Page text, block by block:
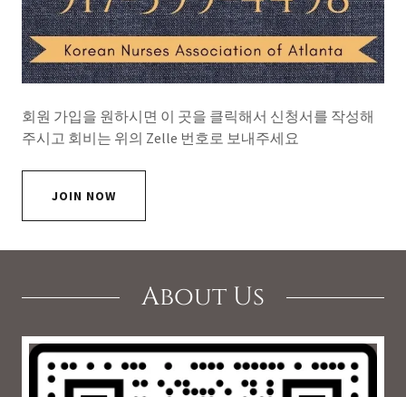
회원 가입을 원하시면 이 곳을 클릭해서 신청서를 작성해
주시고 회비는 위의 Zelle 번호로 보내주세요
JOIN NOW
About Us